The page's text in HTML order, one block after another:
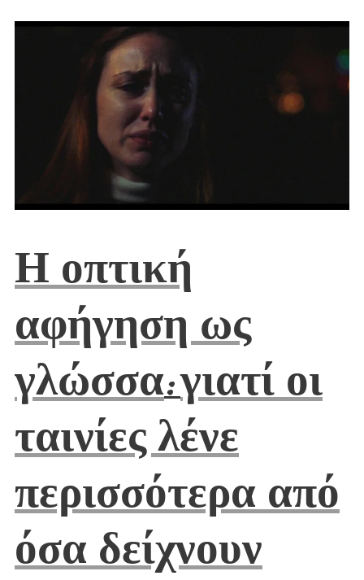
Η οπτική
αφήγηση ως
γλώσσα:γιατί οι
ταινίες λένε
περισσότερα από
όσα δείχνουν